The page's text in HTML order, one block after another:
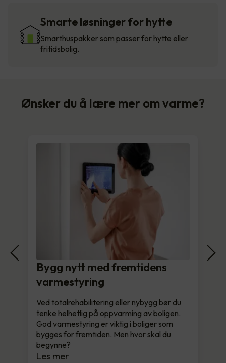
Smarte løsninger for hytte
Smarthuspakker som passer for hytte eller
fritidsbolig.
Ønsker du å lære mer om varme?
Bygg nytt med fremtidens
varmestyring
Ved totalrehabilitering eller nybygg bør du
tenke helhetlig på oppvarming av boligen.
God varmestyring er viktig i boliger som
bygges for fremtiden. Men hvor skal du
begynne?
Les mer